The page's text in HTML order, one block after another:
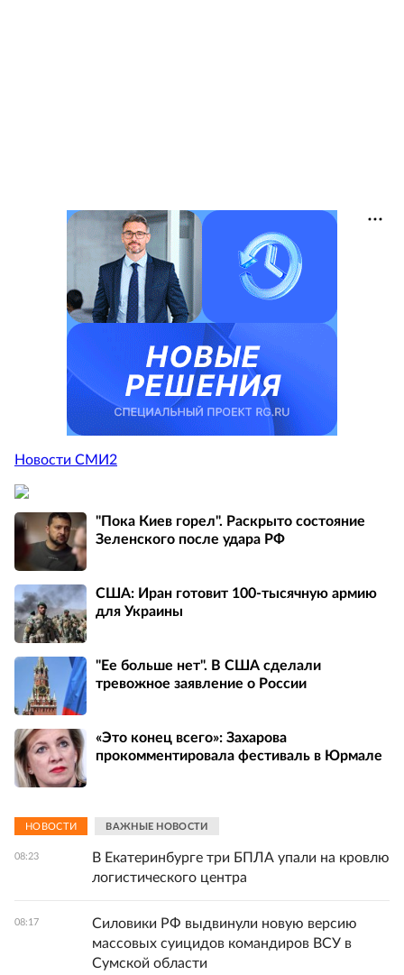
Новости СМИ2
"Пока Киев горел". Раскрыто состояние
Зеленского после удара РФ
США: Иран готовит 100-тысячную армию
для Украины
"Ее больше нет". В США сделали
тревожное заявление о России
«Это конец всего»: Захарова
прокомментировала фестиваль в Юрмале
НОВОСТИ ВАЖНЫЕ НОВОСТИ
08:23
В Екатеринбурге три БПЛА упали на кровлю
логистического центра
08:17
Силовики РФ выдвинули новую версию
массовых суицидов командиров ВСУ в
Сумской области